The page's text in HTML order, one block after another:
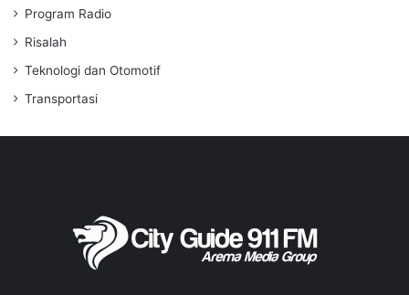
Program Radio
Risalah
Teknologi dan Otomotif
Transportasi